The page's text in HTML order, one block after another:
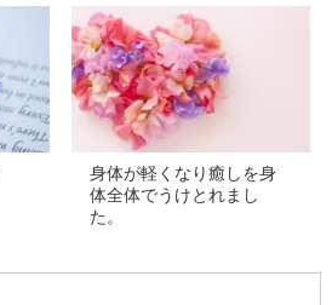
身体が軽くなり癒しを身
体全体でうけとれまし
た。